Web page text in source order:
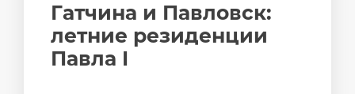
Гатчина и Павловск:
летние резиденции
Павла I